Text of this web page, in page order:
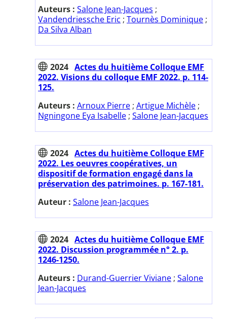
Auteurs : Salone Jean-Jacques ;
Vandendriessche Eric ; Tournès Dominique ;
Da Silva Alban
2024 Actes du huitième Colloque EMF
2022. Visions du colloque EMF 2022. p. 114-
125.
Auteurs : Arnoux Pierre ; Artigue Michèle ;
Ngningone Eya Isabelle ; Salone Jean-Jacques
2024 Actes du huitième Colloque EMF
2022. Les oeuvres coopératives, un
dispositif de formation engagé dans la
préservation des patrimoines. p. 167-181.
Auteur : Salone Jean-Jacques
2024 Actes du huitième Colloque EMF
2022. Discussion programmée n° 2. p.
1246-1250.
Auteurs : Durand-Guerrier Viviane ; Salone
Jean-Jacques